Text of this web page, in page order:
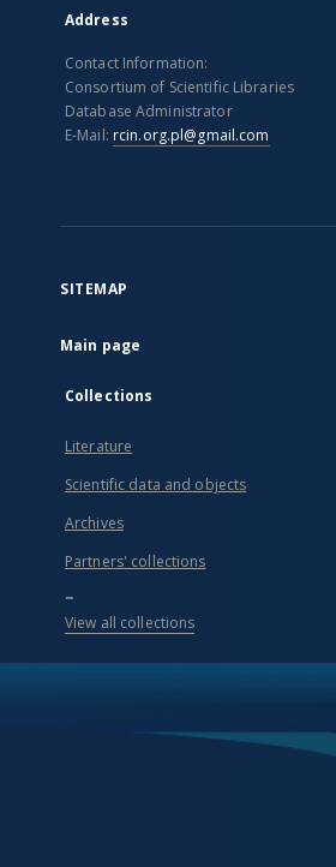
Address
Contact Information:
Consortium of Scientific Libraries
Database Administrator
E-Mail: rcin.org.pl@gmail.com
SITEMAP
Main page
Collections
Literature
Scientific data and objects
Archives
Partners' collections
...
View all collections